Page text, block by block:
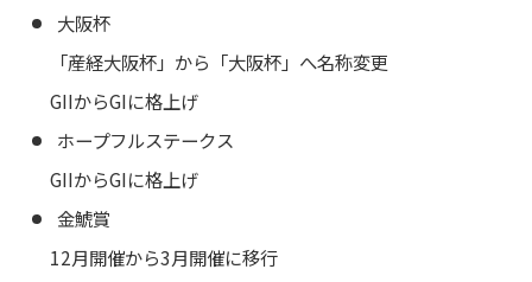
大阪杯
「産経大阪杯」から「大阪杯」へ名称変更
GIIからGIに格上げ
ホープフルステークス
GIIからGIに格上げ
金鯱賞
12月開催から3月開催に移行